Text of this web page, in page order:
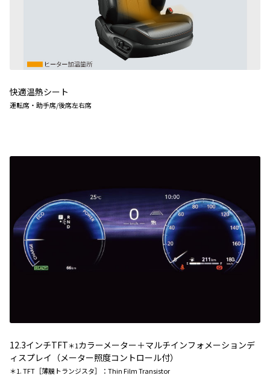
快適温熱シート
運転席・助手席/後席左右席
12.3インチTFT＊1カラーメーター＋マルチインフォメーションデ
ィスプレイ（メーター照度コントロール付）
＊1. TFT［薄膜トランジスタ］：Thin Film Transistor